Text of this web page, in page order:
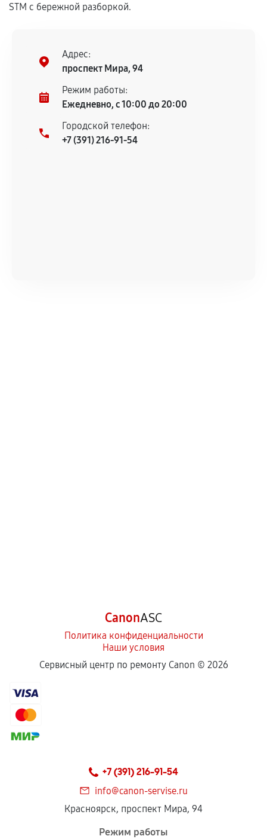
Установка была выполнена нашим сервисным
остается на стороне производителя или
продавца. За качество сторонних деталей
сервисный центр ответственности не несет.
STM с бережной разборкой.
Адрес:
проспект Мира, 94
Режим работы:
Ежедневно, с 10:00 до 20:00
Городской телефон:
+7 (391) 216-91-54
CanonASC
Политика конфиденциальности
Наши условия
Сервисный центр по ремонту Canon © 2026
+7 (391) 216-91-54
info@canon-servise.ru
Красноярск, проспект Мира, 94
Режим работы